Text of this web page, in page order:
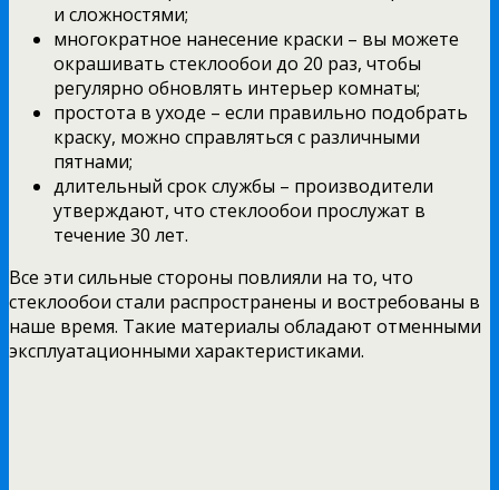
и сложностями;
многократное нанесение краски – вы можете
окрашивать стеклообои до 20 раз, чтобы
регулярно обновлять интерьер комнаты;
простота в уходе – если правильно подобрать
краску, можно справляться с различными
пятнами;
длительный срок службы – производители
утверждают, что стеклообои прослужат в
течение 30 лет.
Все эти сильные стороны повлияли на то, что
стеклообои стали распространены и востребованы в
наше время. Такие материалы обладают отменными
эксплуатационными характеристиками.